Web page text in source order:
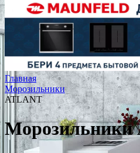
Главная
Морозильники
ATLANT
Морозильники